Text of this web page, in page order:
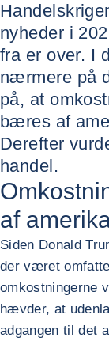
nyheder i
fra er over. I
nærmere på
på, at
bæres af
Derefter
handel.
af
Siden Donald
der været
omkostningerne
hævder, at
adgangen til det